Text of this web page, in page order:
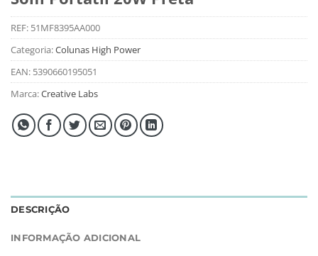
REF: 51MF8395AA000
Categoria:Colunas High Power
EAN: 5390660195051
Marca:Creative Labs
DESCRIÇÃO
INFORMAÇÃO ADICIONAL